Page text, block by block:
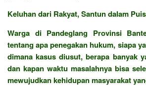
Keluhan dari Rakyat, Santun dalam
Warga di Pandeglang Provinsi
tentang apa penegakan hukum, siapa
dimana kasus diusut, berapa banyak
dan kapan waktu masalahnya bisa
mewujudkan kehidupan masyarakat